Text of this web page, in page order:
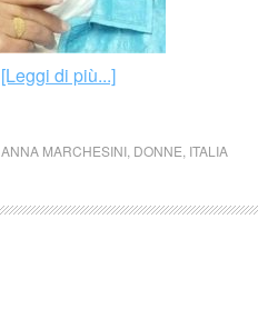
[Leggi di più...]
ANNA MARCHESINI DONNE ITALIA